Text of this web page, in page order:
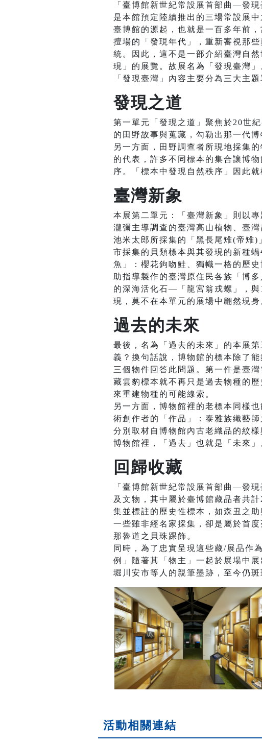
「臺博館新世紀常設展首部曲—發
是本館預定陸續推出的三場常設展
臺博館的源起，也就是一百多年前
擅場的「發現年代」，重新審視那
統。因此，這不是一部介紹臺灣自
現」的展覽。故展名為「發現臺灣」
「發現臺灣」內容主要分為三大主
發現之道
第一單元「發現之道」聚焦於20世
的田野故事與蒐藏，勾勒出那一代
另一方面，田野調查者所現地採集
的代表，許多不同標本的集合讓博
序。「標本中發現自然秩序」因此
臺灣新象
本展第二單元：「臺灣新象」則以
瀧彌主導調查的臺灣高山植物、臺
池米太郎所採集的「黑長尾雉(帝雉
市採集的貝類標本與其發現的新種
魚」：櫻花鉤吻鮭、獨幟一格的歷
助指導製作的臺灣原住民各族「博
的深海活化石—「龍宮翁戎螺」，
現，莫不在本單元的展場中翩然現身
過去的未來
最後，名為「過去的未來」的本展
義？換句話說，博物館的標本除了
三個物件回答此問題。第一件是臺
藏雲豹標本就不再只是過去物種的
來重建物種的可能線索。
另一方面，博物館裡的老標本同樣
術創作者的「作品」：泰雅族織藝
分別取材自博物館內古老織品的紋
博物館裡，「過去」也就是「未來」
回歸收藏
「臺博館新世紀常設展首部曲—發
及文物，其中屬於臺博館藏品者共
集並標註的歷史性標本，如森丑之
一些雖非經名家採集，卻是屬於首
那魯道之貝珠踝飾。
同時，為了忠實呈現這些藏/展品作
例」隨著其「物主」一起於展場中
堀川安市等人的親筆墨跡，至今仍斑
活動相關連結